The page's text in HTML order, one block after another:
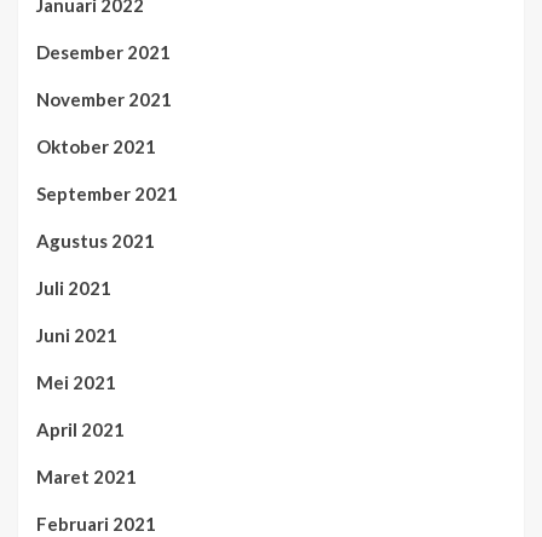
Januari 2022
Desember 2021
November 2021
Oktober 2021
September 2021
Agustus 2021
Juli 2021
Juni 2021
Mei 2021
April 2021
Maret 2021
Februari 2021